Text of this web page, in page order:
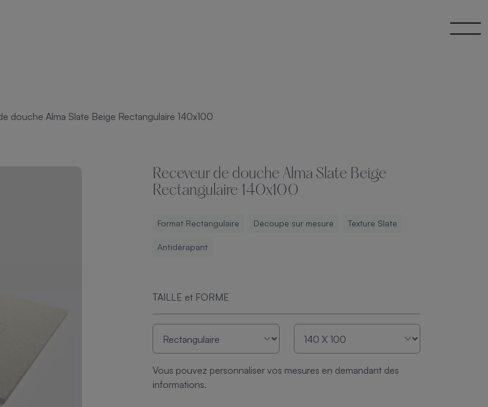
douche Alma Slate Beige Rectangulaire 140x100
Receveur de douche Alma Slate Beige
Rectangulaire 140x100
Format Rectangulaire Découpe sur mesure Texture Slate
Antidérapant
TAILLE et FORME
Vous pouvez personnaliser vos mesures en demandant des
informations.